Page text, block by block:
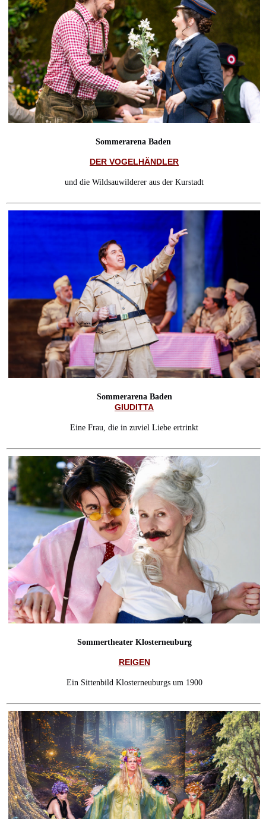
Sommerarena Baden
DER VOGELHÄNDLER
und die Wildsauwilderer aus der Kurstadt
Sommerarena Baden
GIUDITTA
Eine Frau, die in zuviel Liebe ertrinkt
Sommertheater Klosterneuburg
REIGEN
Ein Sittenbild Klosterneuburgs um 1900